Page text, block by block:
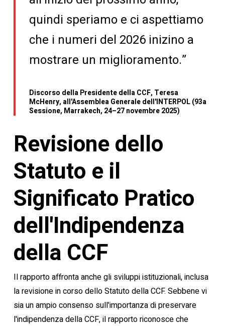
quindi speriamo e ci aspettiamo
che i numeri del 2026 inizino a
mostrare un miglioramento.”
Discorso della Presidente della CCF, Teresa
McHenry, all'Assemblea Generale dell'INTERPOL (93a
Sessione, Marrakech, 24–27 novembre 2025)
Revisione dello
Statuto e il
Significato Pratico
dell'Indipendenza
della CCF
Il rapporto affronta anche gli sviluppi istituzionali, inclusa
la revisione in corso dello Statuto della CCF. Sebbene vi
sia un ampio consenso sull'importanza di preservare
l'indipendenza della CCF, il rapporto riconosce che